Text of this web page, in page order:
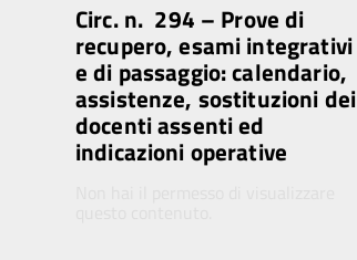
Circ. n. 294 – Prove di
recupero, esami integrativi
e di passaggio: calendario,
assistenze, sostituzioni dei
docenti assenti ed
indicazioni operative